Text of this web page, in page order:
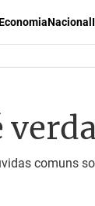
Nacional
comuns